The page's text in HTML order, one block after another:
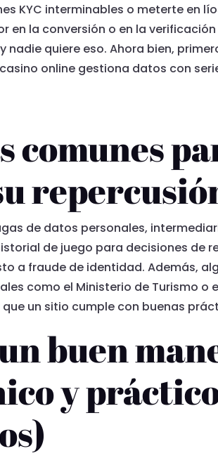
KYC interminables o meterte en
en la conversión o en la
nadie quiere eso. Ahora bien,
online gestiona datos con
comunes
de datos personales,
de juego para decisiones de
a fraude de identidad. Además,
como el Ministerio de Turismo o
un sitio cumple con buenas
buen
y